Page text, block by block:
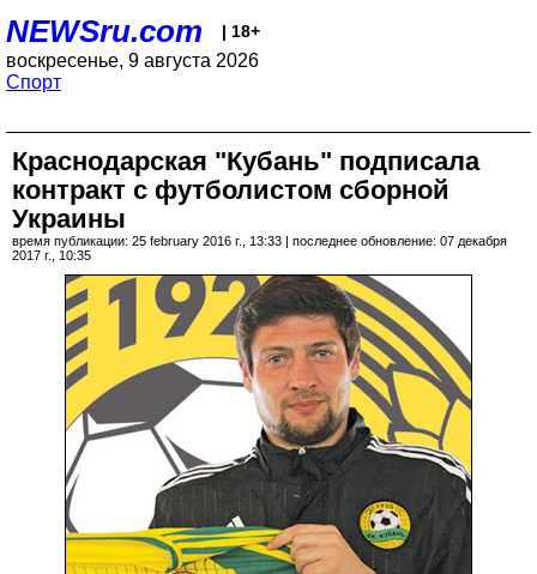
NEWSru.com | 18+
воскресенье, 9 августа 2026
Спорт
Краснодарская "Кубань" подписала
контракт с футболистом сборной
Украины
время публикации: 25 february 2016 г., 13:33 | последнее обновление: 07 декабря
2017 г., 10:35